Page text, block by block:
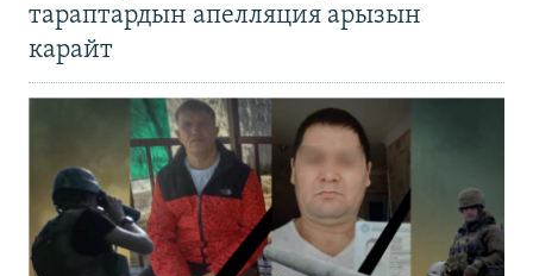
тараптардын апелляция арызын
карайт